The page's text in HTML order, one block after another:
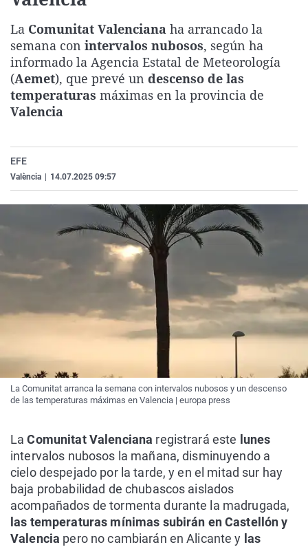
Gente viajera
Como el perro y el
Retornados
Equipo de
Operación Viuda
Galicia
La Rioja
Navarra
Televisión
Elecciones
La Comunitat Valenciana ha arrancado la
semana con intervalos nubosos, según ha
informado la Agencia Estatal de Meteorología
(Aemet), que prevé un descenso de las
temperaturas máximas en la provincia de
Valencia
EFE
València 14.07.2025 09:57
La Comunitat arranca la semana con intervalos nubosos y un descenso
de las temperaturas máximas en Valencia | europa press
LaComunitat Valenciana registrará este lunes
intervalos nubosos la mañana, disminuyendo a
cielo despejado por la tarde, y en el mitad sur hay
baja probabilidad de chubascos aislados
acompañados de tormenta durante la madrugada,
las temperaturas mínimas subirán en Castellón y
Valencia pero no cambiarán en Alicante y las